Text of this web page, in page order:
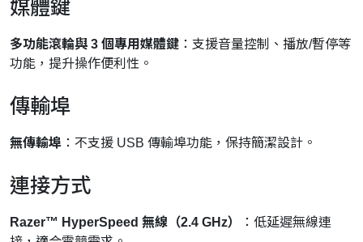
媒體鍵
多功能滾輪與 3 個專用媒體鍵 ：支援音量控制、播放/暫停等
功能，提升操作便利性。
傳輸埠
無傳輸埠 ：不支援 USB 傳輸埠功能，保持簡潔設計。
連接方式
Razer™ HyperSpeed 無線（2.4 GHz）
：低延遲無線連